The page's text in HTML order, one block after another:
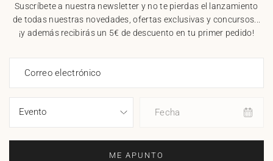
Suscríbete a nuestra newsletter y no te pierdas el lanzamiento
de todas nuestras novedades, ofertas exclusivas y concursos...
¡y además recibirás un 5€ de descuento en tu primer pedido!
Correo electrónico
Fecha
ME APUNTO